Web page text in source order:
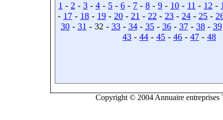
1 - 2 - 3 - 4 - 5 - 6 - 7 - 8 - 9 - 10 - 11 - 12 -
- 17 - 18 - 19 - 20 - 21 - 22 - 23 - 24 - 25 -
30- 31 - 32 - 33- 34- 35- 36- 37- 38- 39
43 - 44 - 45 - 46 - 47 - 48
Copyright © 2004 Annuaire entreprises